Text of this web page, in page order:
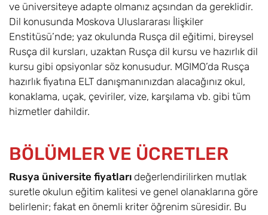
ve üniversiteye adapte olmanız açsından da gereklidir.
Dil konusunda Moskova Uluslararası İlişkiler
Enstitüsü’nde; yaz okulunda Rusça dil eğitimi, bireysel
Rusça dil kursları, uzaktan Rusça dil kursu ve hazırlık dil
kursu gibi opsiyonlar söz konusudur. MGIMO’da Rusça
hazırlık fiyatına ELT danışmanınızdan alacağınız okul,
konaklama, uçak, çeviriler, vize, karşılama vb. gibi tüm
hizmetler dahildir.
BÖLÜMLER VE ÜCRETLER
Rusya üniversite fiyatları değerlendirilirken mutlak
suretle okulun eğitim kalitesi ve genel olanaklarına göre
belirlenir; fakat en önemli kriter öğrenim süresidir. Bu